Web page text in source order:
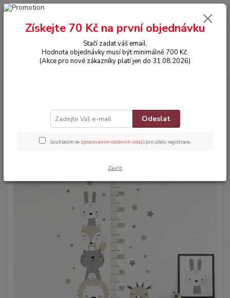
Hledat
0,00 Kč
Dětský samolepicí metr na zeď –
ZVÍŘÁTKA (Béžovo-šedý)
Získejte 70 Kč na první objednávku
Stačí zadat váš email.
Hodnota objednávky musí být minimálně 700 Kč.
(Akce pro nové zákazníky platí jen do 31.08.2026)
Odeslat
Souhlasím se zpracováním osobních údajů pro účely registrace.
Zavřít